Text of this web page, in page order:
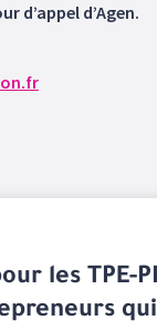
d’appel d’Agen.
les TPE-